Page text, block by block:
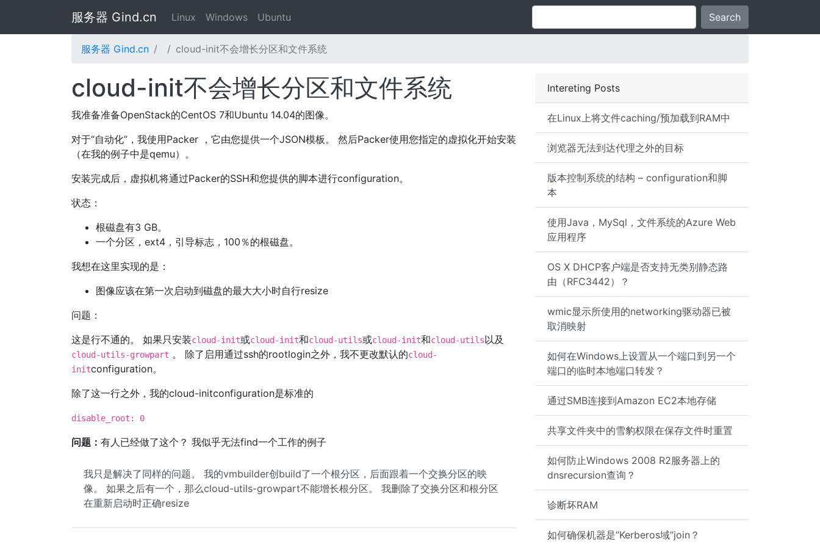
服务器 Gind.cn Linux Windows Ubuntu Search
服务器 Gind.cn cloud-init不会增长分区和文件系统
Intereting Posts
在Linux上将文件caching/预加载到RAM中
浏览器无法到达代理之外的目标
版本控制系统的结构 – configuration和脚
本
使用Java，MySql，文件系统的Azure Web
应用程序
OS X DHCP客户端是否支持无类别静态路
由（RFC3442）？
wmic显示所使用的networking驱动器已被
取消映射
如何在Windows上设置从一个端口到另一个
端口的临时本地端口转发？
通过SMB连接到Amazon EC2本地存储
共享文件夹中的雪豹权限在保存文件时重置
如何防止Windows 2008 R2服务器上的
dnsrecursion查询？
诊断坏RAM
如何确保机器是“Kerberos域”join？
cloud-init不会增长分区和文件系统
我准备准备OpenStack的CentOS 7和Ubuntu 14.04的图像。
对于“自动化”，我使用Packer ，它由您提供一个JSON模板。 然后Packer使用您指定的虚拟化开始安装
（在我的例子中是qemu）。
安装完成后，虚拟机将通过Packer的SSH和您提供的脚本进行configuration。
状态：
根磁盘有3 GB。
一个分区，ext4，引导标志，100％的根磁盘。
我想在这里实现的是：
图像应该在第一次启动到磁盘的最大大小时自行resize
问题：
这是行不通的。 如果只安装cloud-init或cloud-init和cloud-utils或cloud-init和cloud-utils以及
cloud-utils-growpart 。 除了启用通过ssh的rootlogin之外，我不更改默认的cloud-
initconfiguration。
除了这一行之外，我的cloud-initconfiguration是标准的
disable_root: 0
问题： 有人已经做了这个？ 我似乎无法find一个工作的例子
我只是解决了同样的问题。 我的vmbuilder创build了一个根分区，后面跟着一个交换分区的映
像。 如果之后有一个，那么cloud-utils-growpart不能增长根分区。 我删除了交换分区和根分区
在重新启动时正确resize